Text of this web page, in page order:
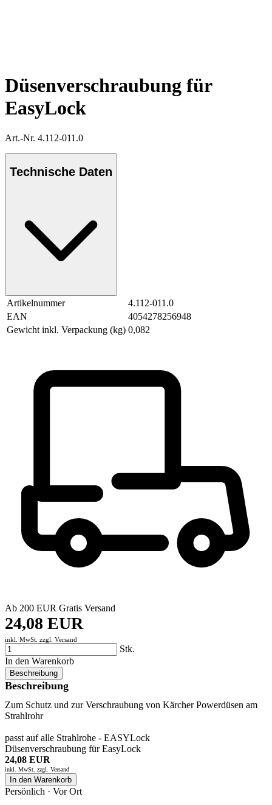
Düsenverschraubung für
EasyLock
Art.-Nr. 4.112-011.0
Technische Daten
Artikelnummer
4.112-011.0
EAN
4054278256948
Gewicht inkl. Verpackung (kg) 0,082
Ab 200 EUR Gratis Versand
24,08 EUR
inkl. MwSt. zzgl. Versand
Stk.
In den Warenkorb
Beschreibung
Beschreibung
Zum Schutz und zur Verschraubung von Kärcher Powerdüsen am
Strahlrohr
passt auf alle Strahlrohe - EASYLock
Düsenverschraubung für EasyLock
24,08 EUR
inkl. MwSt. zzgl. Versand
In den Warenkorb
Persönlich · Vor Ort